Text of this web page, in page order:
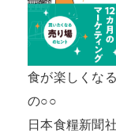
食が楽しくな
の○○
日本食糧新聞社